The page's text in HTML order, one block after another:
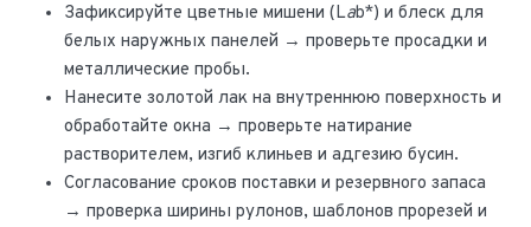
Зафиксируйте цветные мишени (Lab*) и блеск для
белых наружных панелей → проверьте просадки и
металлические пробы.
Нанесите золотой лак на внутреннюю поверхность и
обработайте окна → проверьте натирание
растворителем, изгиб клиньев и адгезию бусин.
Согласование сроков поставки и резервного запаса
→ проверка ширины рулонов, шаблонов прорезей и